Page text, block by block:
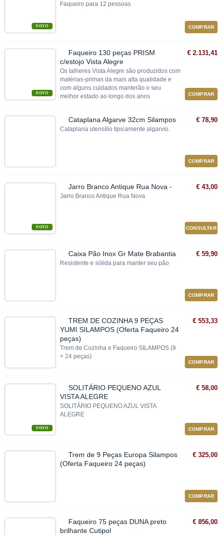
NOVO
Faqueiro para 12 pessoas
COMPRAR
NOVO
Faqueiro 130 peças PRISM
c/estojo Vista Alegre
Os talheres Vista Alegre são produzidos com
matérias-primas da mais alta qualidade e
com alguns cuidados manterão o seu
melhor estado ao longo dos anos
€ 2.131,41
COMPRAR
Cataplana Algarve 32cm Silampos
Cataplana utensílio tipicamente algarvio.
€ 78,90
COMPRAR
NOVO
Jarro Branco Antique Rua Nova -
Jarro Branco Antique Rua Nova
€ 43,00
CONSULTAR
Caixa Pão Inox Gr Mate Brabantia
Resistente e sólida para manter seu pão
€ 59,90
COMPRAR
TREM DE COZINHA 9 PEÇAS
YUMI SILAMPOS (Oferta Faqueiro 24
peças)
Trem de Cozinha e Faqueiro SILAMPOS (9
+ 24 peças)
€ 553,33
COMPRAR
NOVO
SOLITÁRIO PEQUENO AZUL
VISTA ALEGRE
SOLITÁRIO PEQUENO AZUL VISTA
ALEGRE
€ 58,00
COMPRAR
Trem de 9 Peças Europa Silampos
(Oferta Faqueiro 24 peças)
€ 325,00
COMPRAR
Faqueiro 75 peças DUNA preto
brilhante Cutipol
€ 856,00